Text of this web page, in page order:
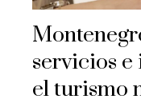
servicios
el turismo